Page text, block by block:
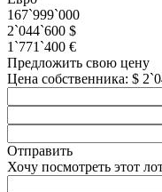
167`999`000
2`044`600 $
1`771`400 €
Предложить свою цену
Цена собственника: $
Отправить
Хочу посмотреть этот